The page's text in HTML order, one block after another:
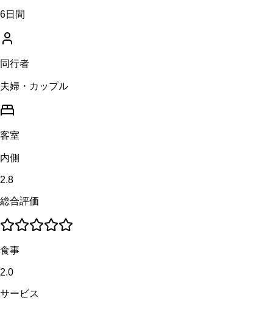
6日間
同行者
夫婦・カップル
客室
内側
2.8
総合評価
食事
2.0
サービス